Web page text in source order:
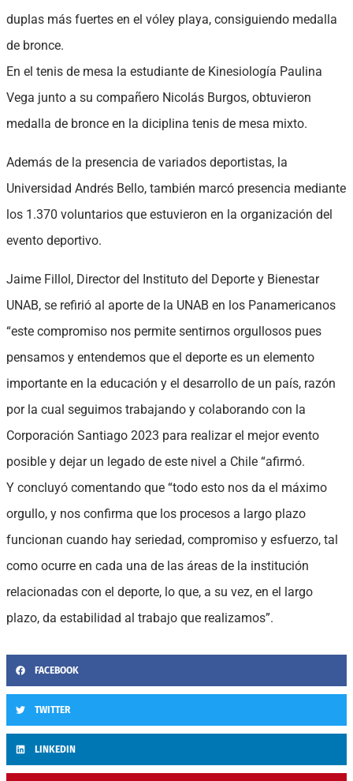
duplas más fuertes en el vóley playa, consiguiendo medalla
de bronce.
En el tenis de mesa la estudiante de Kinesiología Paulina
Vega junto a su compañero Nicolás Burgos, obtuvieron
medalla de bronce en la diciplina tenis de mesa mixto.
Además de la presencia de variados deportistas, la
Universidad Andrés Bello, también marcó presencia mediante
los 1.370 voluntarios que estuvieron en la organización del
evento deportivo.
Jaime Fillol, Director del Instituto del Deporte y Bienestar
UNAB, se refirió al aporte de la UNAB en los Panamericanos
“este compromiso nos permite sentirnos orgullosos pues
pensamos y entendemos que el deporte es un elemento
importante en la educación y el desarrollo de un país, razón
por la cual seguimos trabajando y colaborando con la
Corporación Santiago 2023 para realizar el mejor evento
posible y dejar un legado de este nivel a Chile “afirmó.
Y concluyó comentando que “todo esto nos da el máximo
orgullo, y nos confirma que los procesos a largo plazo
funcionan cuando hay seriedad, compromiso y esfuerzo, tal
como ocurre en cada una de las áreas de la institución
relacionadas con el deporte, lo que, a su vez, en el largo
plazo, da estabilidad al trabajo que realizamos”.
FACEBOOK
TWITTER
LINKEDIN